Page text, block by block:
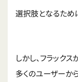
選択肢となるため
しかし、フラック
多くのユーザーか